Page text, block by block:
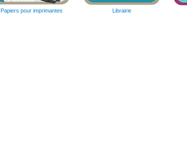
Papiers pour imprimantes Librairie